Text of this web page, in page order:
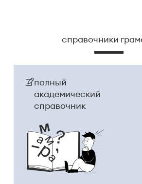
справочники
полный
академический
справочник